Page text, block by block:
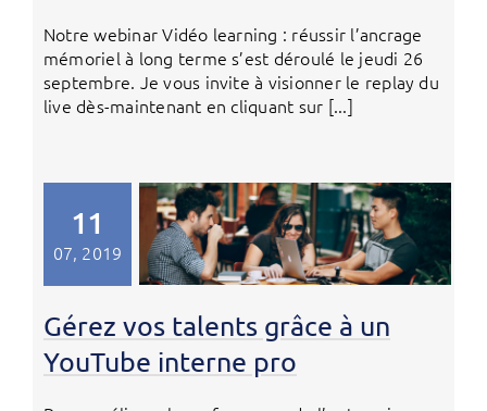
Notre webinar Vidéo learning : réussir l’ancrage
mémoriel à long terme s’est déroulé le jeudi 26
septembre. Je vous invite à visionner le replay du
live dès-maintenant en cliquant sur [...]
11
07, 2019
Gérez vos talents grâce à un
YouTube interne pro